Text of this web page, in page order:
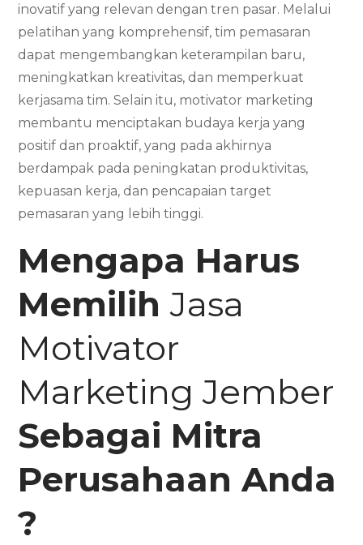
inovatif yang relevan dengan tren pasar. Melalui
pelatihan yang komprehensif, tim pemasaran
dapat mengembangkan keterampilan baru,
meningkatkan kreativitas, dan memperkuat
kerjasama tim. Selain itu, motivator marketing
membantu menciptakan budaya kerja yang
positif dan proaktif, yang pada akhirnya
berdampak pada peningkatan produktivitas,
kepuasan kerja, dan pencapaian target
pemasaran yang lebih tinggi.
Mengapa Harus
MemilihJasa
Motivator
Marketing Jember
Sebagai Mitra
Perusahaan Anda
?